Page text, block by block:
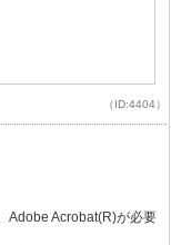
（ID:4404）
Adobe Acrobat(R)が必要